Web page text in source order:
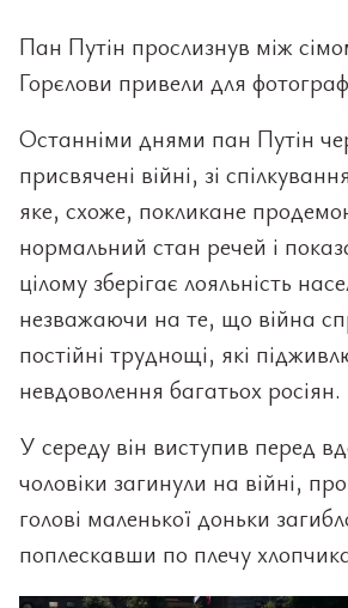
Пан Путін прослизнув між
Горєлови привели для
Останніми днями пан Путін
присвячені війні, зі
яке, схоже, покликане
нормальний стан речей і
цілому зберігає лояльність
незважаючи на те, що війна
постійні труднощі, які
невдоволення багатьох росіян.
У середу він виступив перед
чоловіки загинули на війні,
голові маленької доньки
поплескавши по плечу